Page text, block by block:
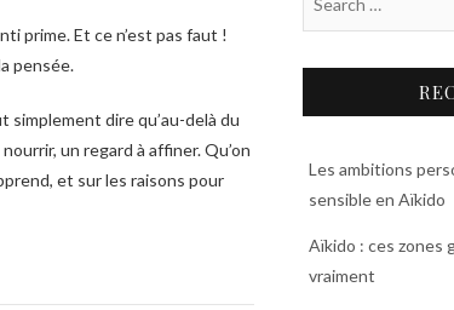
pensée.
simplement dire qu’au-delà du
un regard à affiner. Qu’on
et sur les raisons pour
Les ambitions
sensible en Aïkido
Aïkido : ces zones
vraiment